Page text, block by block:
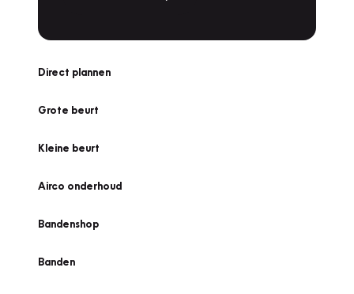
Direct plannen
Grote beurt
Kleine beurt
Airco onderhoud
Bandenshop
Banden